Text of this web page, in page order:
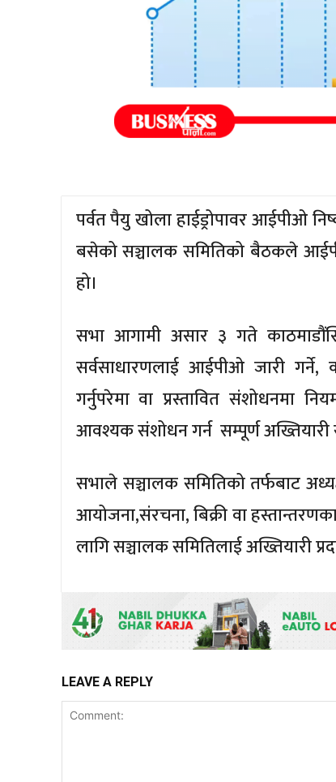
पर्वत पैयु खोला हाईड्रोपावर आईपीओ
बसेको सञ्चालक समितिको बैठकले
हो।
सभा आगामी असार ३ गते
सर्वसाधारणलाई आईपीओ जारी गर्ने,
गर्नुपरेमा वा प्रस्तावित संशोधनमा
आवश्यक संशोधन गर्न सम्पूर्ण अख्तियारी
सभाले सञ्चालक समितिको तर्फबाट
आयोजना,संरचना, बिक्री वा
लागि सञ्चालक समितिलाई अख्तियारी
LEAVE A REPLY